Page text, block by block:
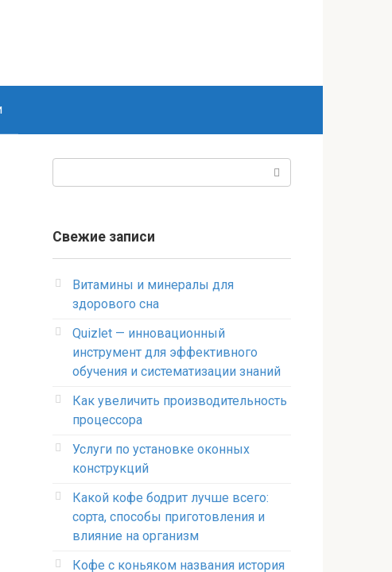
Свежие записи
Витамины и минералы для
здорового сна
Quizlet — инновационный
инструмент для эффективного
обучения и систематизации знаний
Как увеличить производительность
процессора
Услуги по установке оконных
конструкций
Какой кофе бодрит лучше всего:
сорта, способы приготовления и
влияние на организм
Кофе с коньяком названия история